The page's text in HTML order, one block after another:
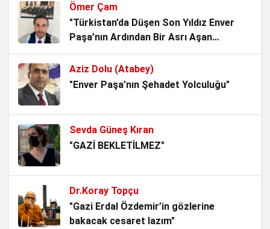
CHP’nin 2017 Mühürsüz Referandum
İhaneti: Atilla Kart Mektubuyla Ortaya
Sabotajı
7 ay önce
Yeni Bir Meclis, Yeni Bir Umut
Özlem Zengin: Utanmıyoruz, Gurur
8 ay önce
Yargı Sofrasında Derin Bağlar: Bir
Fotoğrafın Anlattıkları
Ömer Çam
"Türkistan’da Düşen Son Yıldız Enver
Paşa’nın Ardından Bir Asrı Aşan
Sessizlik"
Aziz Dolu (Atabey)
"Enver Paşa’nın Şehadet Yolculuğu"
Sevda Güneş Kıran
"GAZİ BEKLETİLMEZ"
Dr.Koray Topçu
"Gazi Erdal Özdemir’in gözlerine
bakacak cesaret lazım"